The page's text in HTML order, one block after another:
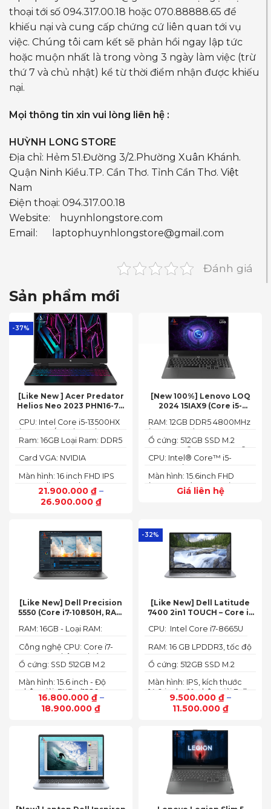
thoại tới số 094.317.00.18 hoặc 070.88888.65 để
khiếu nại và cung cấp chứng cứ liên quan tới vụ
việc. Chúng tôi cam kết sẽ phản hồi ngay lập tức
hoặc muộn nhất là trong vòng 3 ngày làm việc (trừ
thứ 7 và chủ nhật) kể từ thời điểm nhận được khiếu
nại.
Mọi thông tin xin vui lòng liên hệ :
HUỲNH LONG STORE
Địa chỉ: Hẻm 51.Đường 3/2.Phường Xuân Khánh.
Quận Ninh Kiều.TP. Cần Thơ. Tỉnh Cần Thơ. Việt
Nam
Điện thoại: 094.317.00.18
Website: huynhlongstore.com
Email:
laptophuynhlongstore@gmail.com
Đánh giá
Sản phẩm mới
-37%
[Like New ] Acer Predator
Helios Neo 2023 PHN16-71-
16GB, 512GB, RTX 4050 6GB,
16″ FHD 165Hz)
21.900.000 ₫ –
26.900.000 ₫
Màn hình: 16 inch FHD IPS
165Hz SlimBezel, sRGB
100%, Acer ComfyView,
500 nits
Card VGA: NVIDIA
(140W)
Ram: 16GB Loại Ram: DDR5
CPU: Intel Core i5-13500HX
(14 Cores/ 20 Threads, up
to 4.70 GHz, 24MB)
[New 100%] Lenovo LOQ
2024 15IAX9 (Core i5-
3050 6GB, 15.6″ FHD 144Hz)
Giá liên hệ
Màn hình: 15.6inch FHD
(1920x1080) IPS 300nits
Anti-glare, 100%sRGB,
CPU: Intel® Core™ i5-
12450HX (2.00GHz up to
4.40GHz, 12MB Cache)
Ổ cứng: 512GB SSD M.2
2242 PCIe® 4.0x4 NVMe®
RAM: 12GB DDR5 4800MHz
(up to 32GB)
[Like New] Dell Precision
5550 (Core i7-10850H, RAM
Quadro T1000 4G, Màn
16.800.000 ₫–
18.900.000 ₫
Màn hình: 15.6 inch - Độ
phân giải: FHD+ (1920 x
1200 px)
Ổ cứng: SSD 512GB M.2
Công nghệ CPU: Core i7-
10750H, 6 nhân, 12 luồng
RAM: 16GB - Loại RAM:
-32%
[Like New] Dell Latitude
7400 2in1 TOUCH – Core i7
màn hình 14 inch FHD Cảm
9.500.000 ₫ –
11.500.000 ₫
Màn hình: IPS, kích thước
14.0 inch, độ phân giải Full
HD (1920 x 1080)
Ổ cứng: 512GB SSD M.2
RAM: 16 GB LPDDR3, tốc độ
CPU: Intel Core i7-8665U